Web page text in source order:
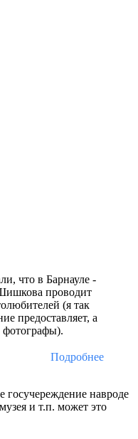
что в Барнауле -
проводит
(я так
предоставляет, а
фотографы).
Подробнее
госучереждение навроде
и т.п. может это